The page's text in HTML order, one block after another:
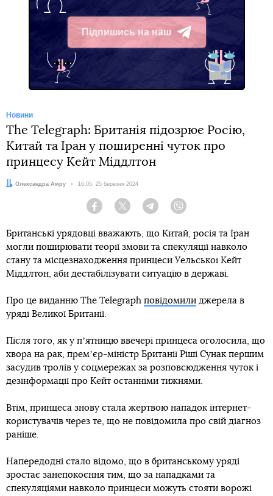
Підпишись на наш
Telegram
Новини
The Telegraph: Британія підозрює Росію,
Китай та Іран у поширенні чуток про
принцесу Кейт Міддлтон
Автор:
Олександра Амру Дата:
16:05, 25 березня 2024
Facebook Twitter Telegram
Британські урядовці вважають, що Китай, росія та Іран
могли поширювати теорії змови та спекуляції навколо
стану та місцезнаходження принцеси Уельської Кейт
Міддлтон, аби дестабілізувати ситуацію в державі.
Про це виданню The Telegraph повідомили джерела в
уряді Великої Британії.
Після того, як у пʼятницю ввечері принцеса оголосила, що
хвора на рак, премʼєр-міністр Британії Ріші Сунак першим
засудив тролів у соцмережах за розповсюдження чуток і
дезінформації про Кейт останніми тижнями.
Втім, принцеса знову стала жертвою нападок інтернет-
користувачів через те, що не повідомила про свій діагноз
раніше.
Напередодні стало відомо, що в британському уряді
зростає занепокоєння тим, що за нападками та
спекуляціями навколо принцеси можуть стояти ворожі